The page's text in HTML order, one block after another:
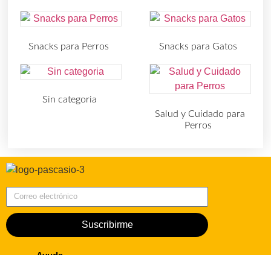
Snacks para Perros Snacks para Gatos
Sin categoria
Salud y Cuidado para
Perros
Suscribirme